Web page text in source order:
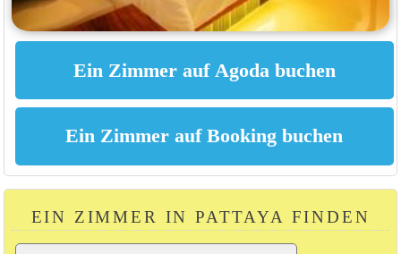
EIN ZIMMER IN PATTAYA FINDEN